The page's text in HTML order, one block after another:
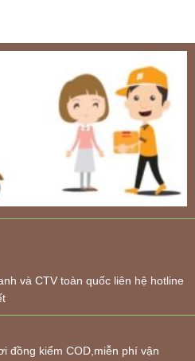
và CTV toàn quốc liên hệ hotline
đồng kiểm COD,miễn phí vận